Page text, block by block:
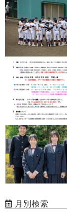
月別検索